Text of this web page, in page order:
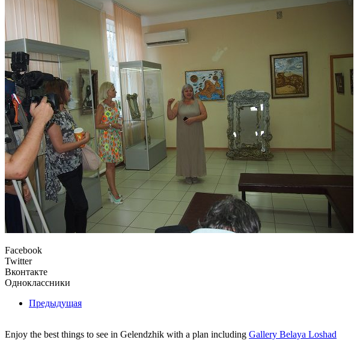
Facebook
Twitter
Вконтакте
Одноклассники
Предыдущая
Enjoy the best things to see in Gelendzhik with a plan including Gallery Belaya Loshad